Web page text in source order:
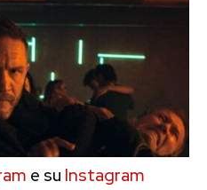
e su Instagram